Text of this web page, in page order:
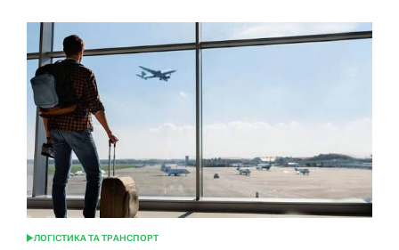
ОПУБЛІКУВАТИ
ЛОГІСТИКА ТА ТРАНСПОРТ